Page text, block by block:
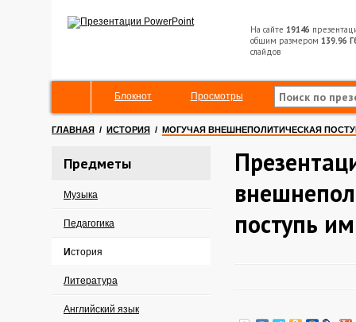
На сайте 19146
общим размером 139.96
слайдов
Блокнот Просмотры
ГЛАВНАЯ / ИСТОРИЯ / МОГУЧАЯ ВНЕШНЕПОЛИТИЧЕСКАЯ
Предметы
Музыка
Педагогика
История
Литература
Английский язык
поступь